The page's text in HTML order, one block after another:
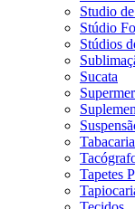
Studio
Stúdio
Stúdios
Sucata
Tabacaria
Tapetes